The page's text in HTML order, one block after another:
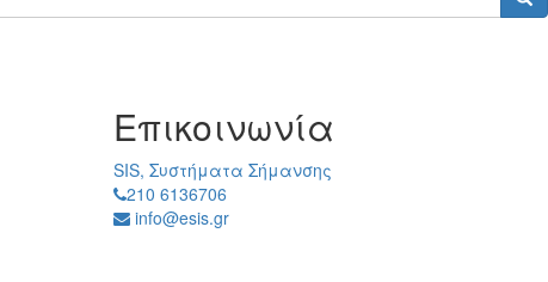
Επικοινωνία
SIS, Συστήματα Σήμανσης
210 6136706
info@esis.gr